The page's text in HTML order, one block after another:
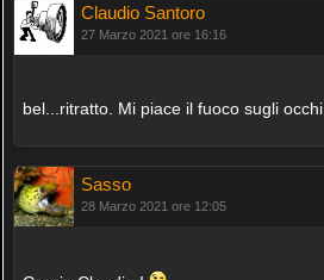
Claudio Santoro
27 Marzo 2021 ore 16:16
bel...ritratto. Mi piace il fuoco sugli occhi
Sasso
28 Marzo 2021 ore 12:05